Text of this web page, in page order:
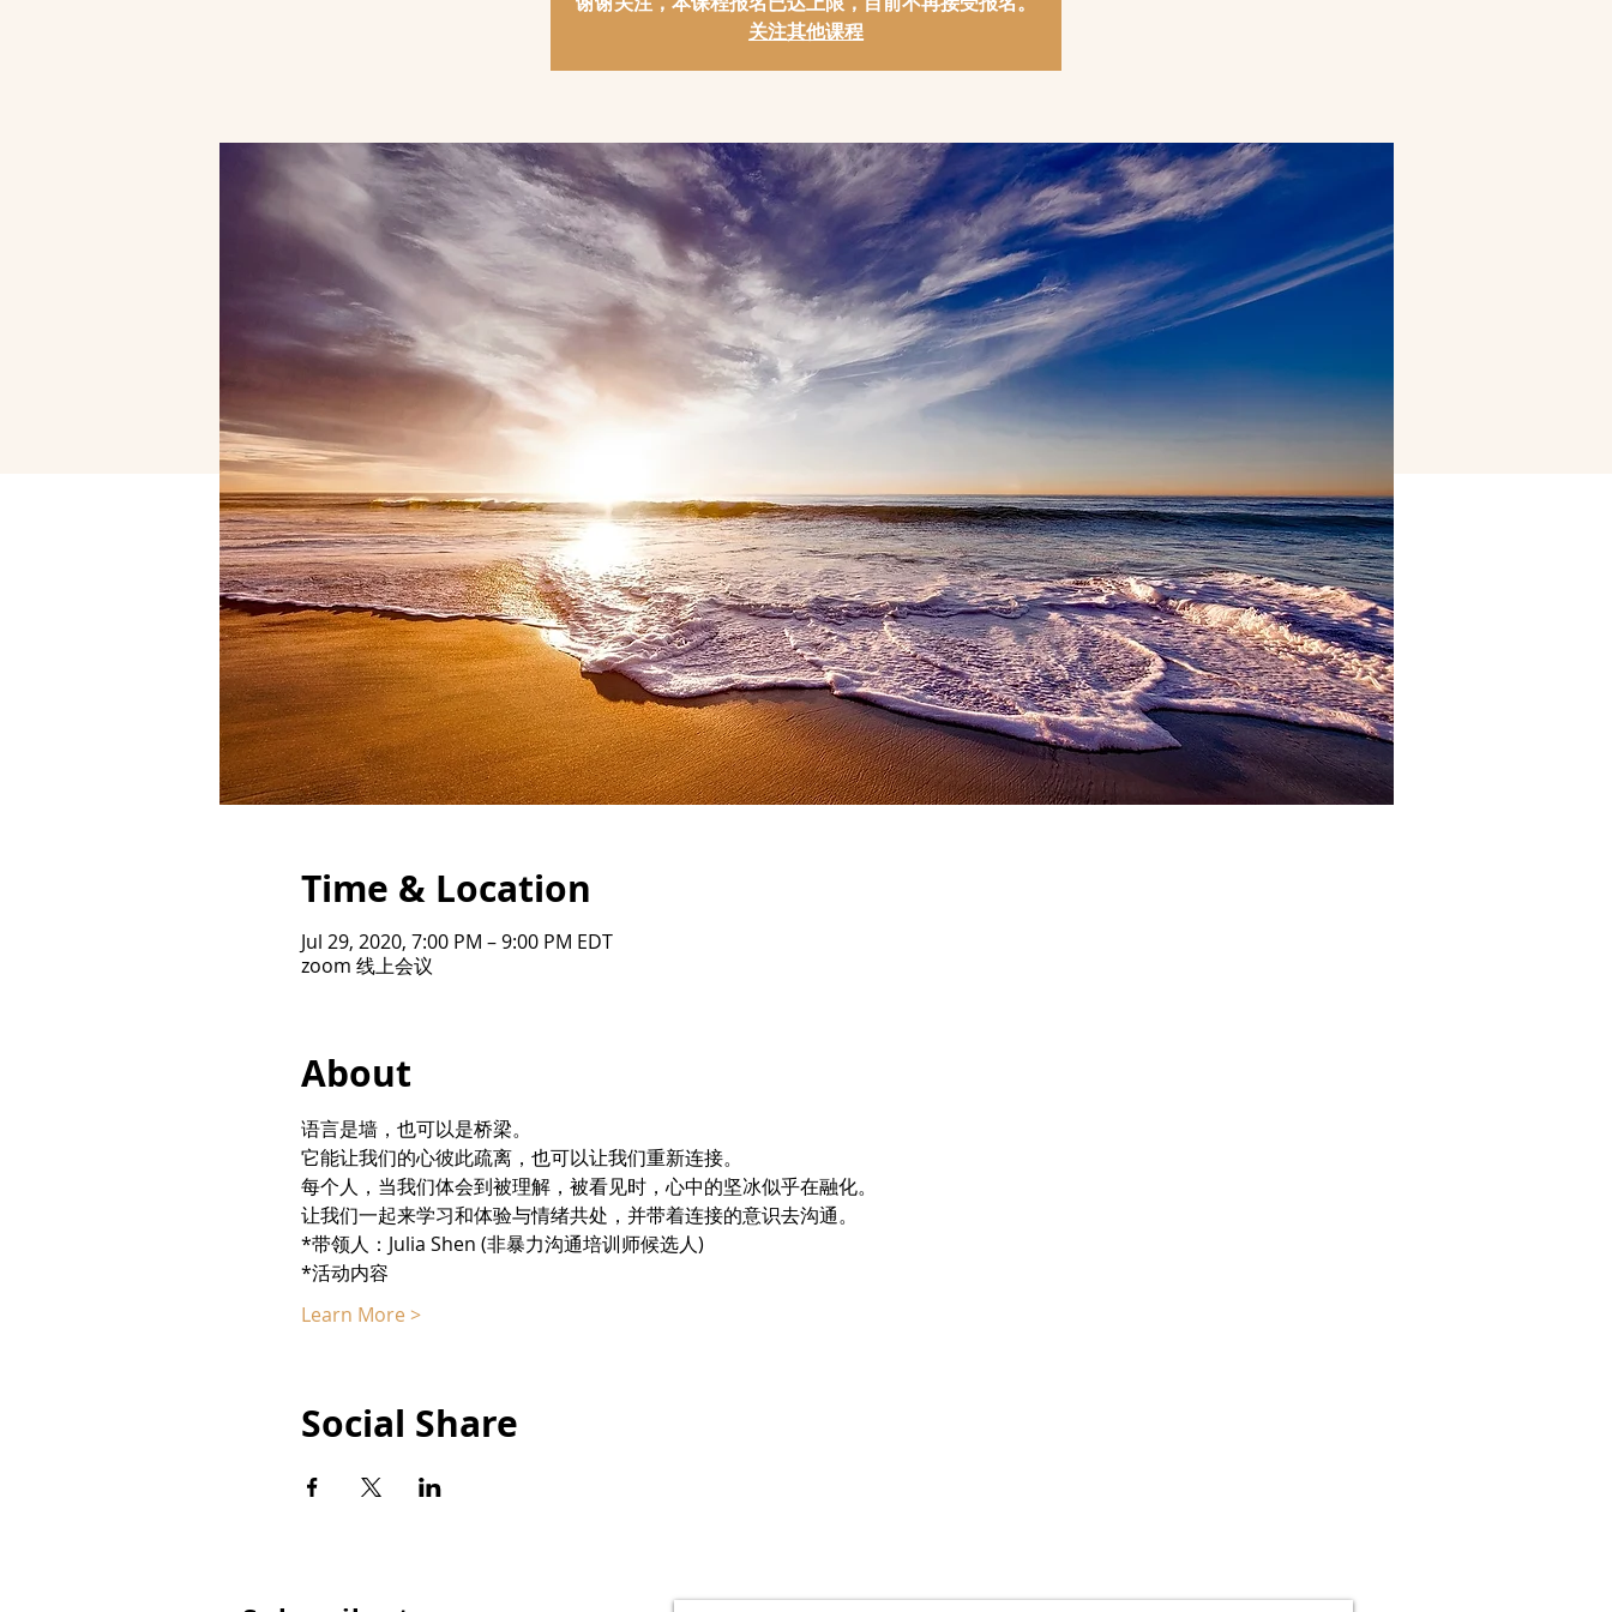
关注其他课程
Time & Location
Jul 29, 2020, 7:00 PM – 9:00 PM EDT
zoom 线上会议
About
语言是墙，也可以是桥梁。
它能让我们的心彼此疏离，也可以让我们重新连接。
每个人，当我们体会到被理解，被看见时，心中的坚冰似乎在融化。
让我们一起来学习和体验与情绪共处，并带着连接的意识去沟通。
*带领人：Julia Shen (非暴力沟通培训师候选人)
*活动内容
Learn More >
Social Share